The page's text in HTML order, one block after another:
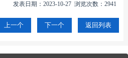
发表日期：2023-10-27 浏览次数：2941
上一个 下一个 返回列表